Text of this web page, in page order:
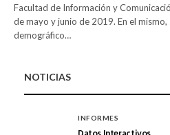
Facultad de Información y
de mayo y junio de 2019. En el
demográfico…
NOTICIAS
INFORMES